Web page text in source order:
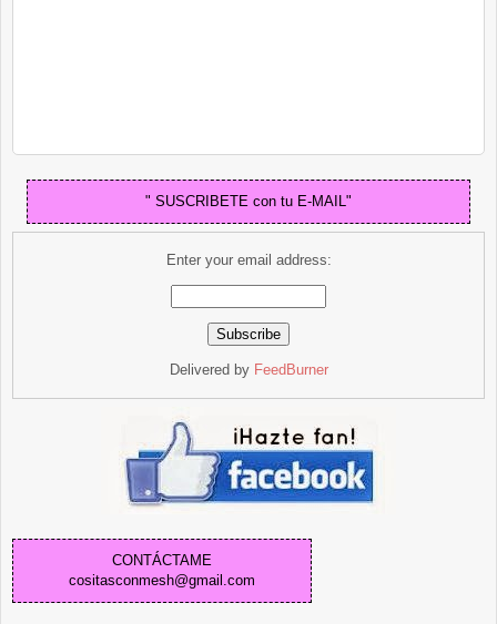
" SUSCRIBETE con tu E-MAIL"
Enter your email address:
Delivered by FeedBurner
CONTÁCTAME
cositasconmesh@gmail.com